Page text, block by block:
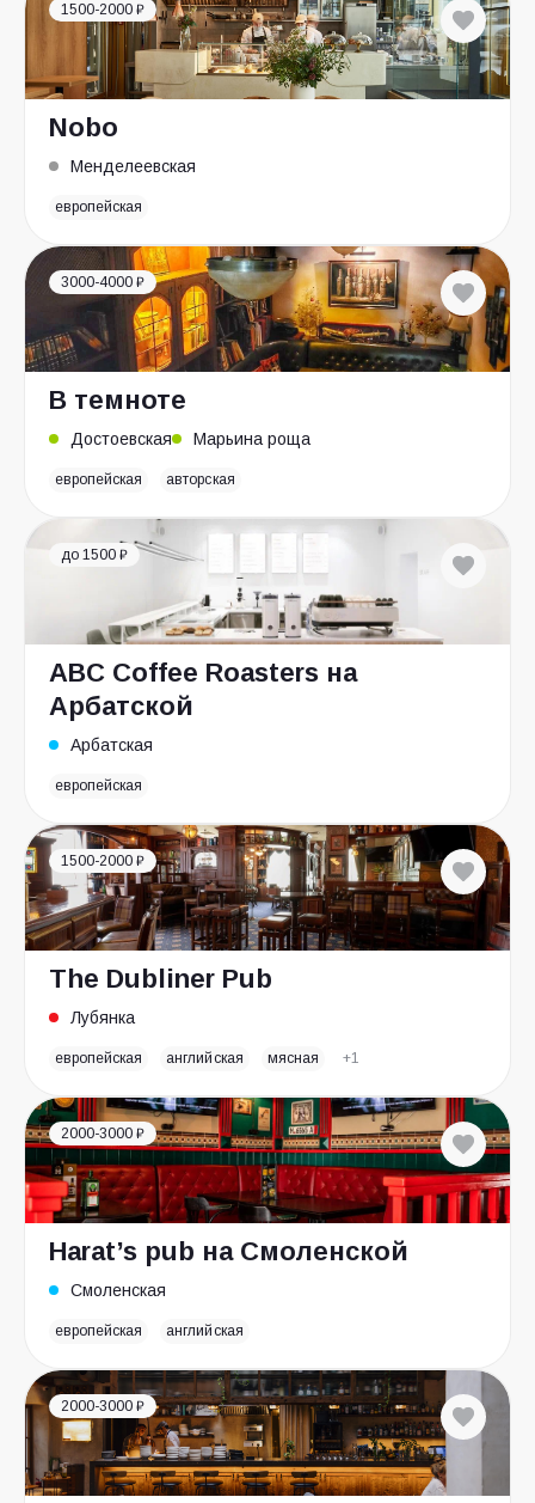
1500-2000 ₽
Nobo
Менделеевская
европейская
3000-4000 ₽
В темноте
Достоевская Марьина роща
европейская авторская
до 1500 ₽
ABC Coffee Roasters на
Арбатской
Арбатская
европейская
1500-2000 ₽
The Dubliner Pub
Лубянка
европейская английская мясная +1
2000-3000 ₽
Harat’s pub на Смоленской
Смоленская
европейская английская
2000-3000 ₽